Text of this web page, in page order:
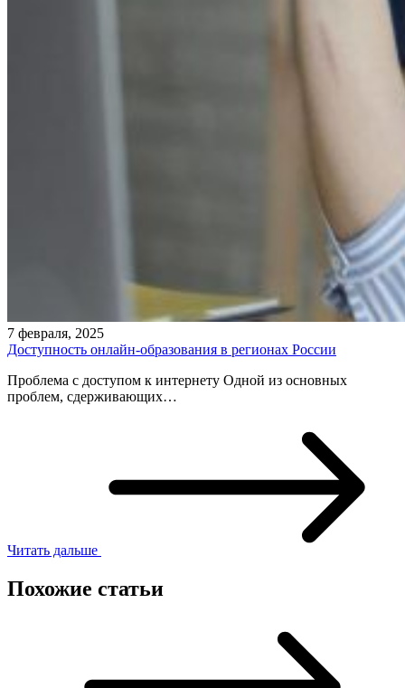
7 февраля, 2025
Доступность онлайн-образования в регионах России
Проблема с доступом к интернету Одной из основных
проблем, сдерживающих…
Читать дальше
Похожие статьи